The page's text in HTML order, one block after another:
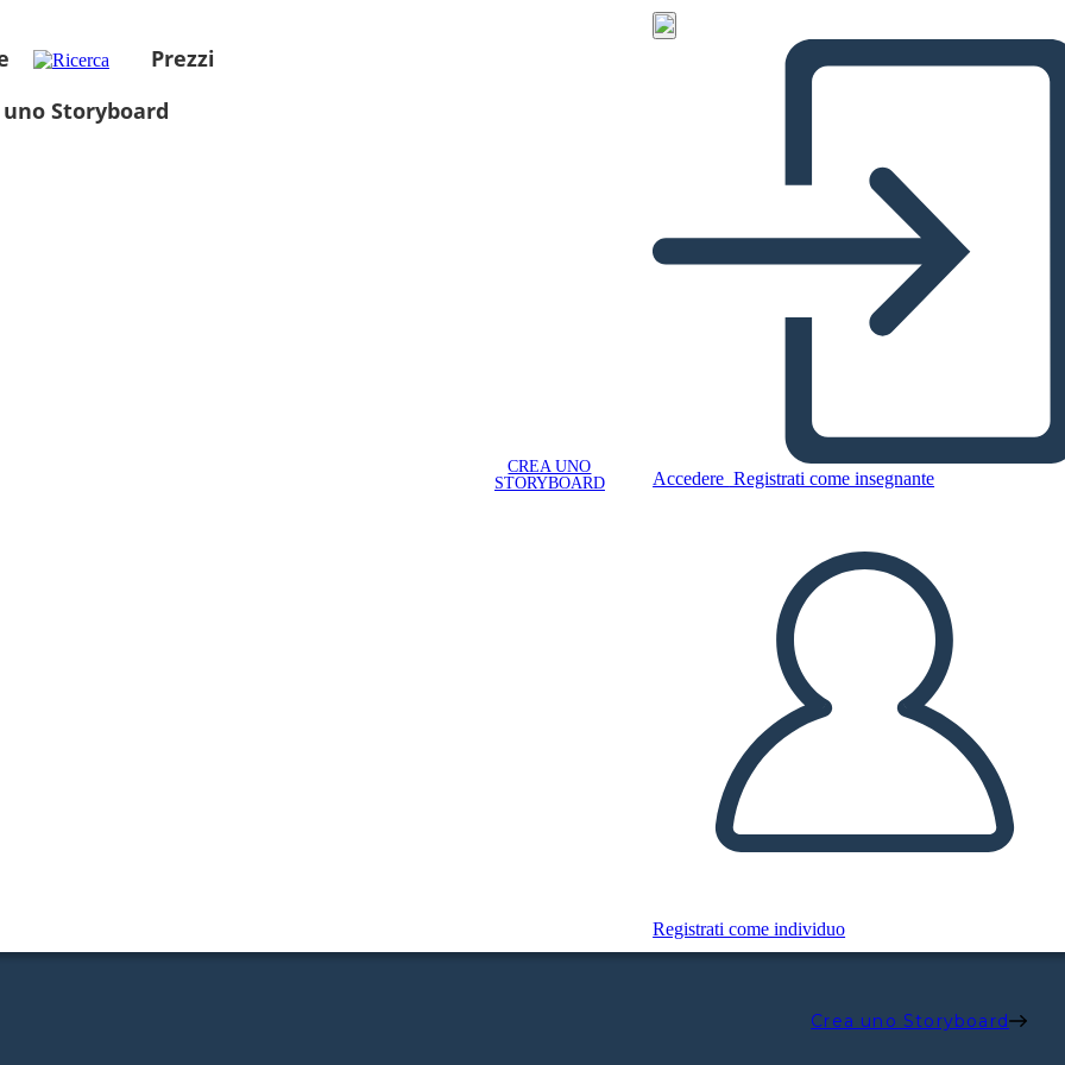
Prezzi
Storyboard
CREA UNO
STORYBOARD
Accedere Registrati come insegnante
Registrati come individuo
Crea uno Storyboard